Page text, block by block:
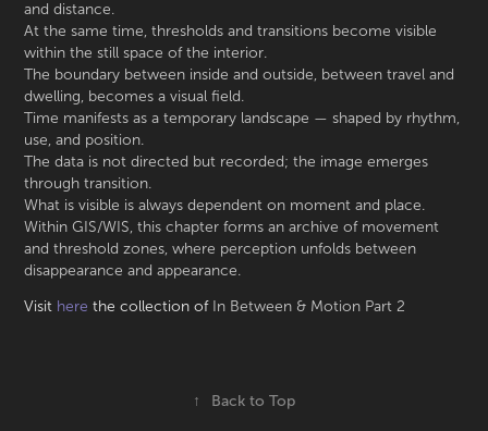
and distance.
At the same time, thresholds and transitions become visible
within the still space of the interior.
The boundary between inside and outside, between travel and
dwelling, becomes a visual field.
Time manifests as a temporary landscape — shaped by rhythm,
use, and position.
The data is not directed but recorded; the image emerges
through transition.
What is visible is always dependent on moment and place.
Within GIS/WIS, this chapter forms an archive of movement
and threshold zones, where perception unfolds between
disappearance and appearance.
Visit here the collection of In Between & Motion Part 2
↑ Back to Top